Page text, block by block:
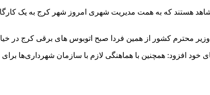
هستند که به همت مدیریت شهری امروز شهر کرج به یک
وزیر محترم کشور از همین فردا صبح اتوبوس های برقی کرج در
افزود: همچنین با هماهنگی لازم با سازمان شهرداری‌ها